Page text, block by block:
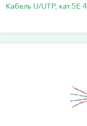
Кабель U/UTP, кат.5Е